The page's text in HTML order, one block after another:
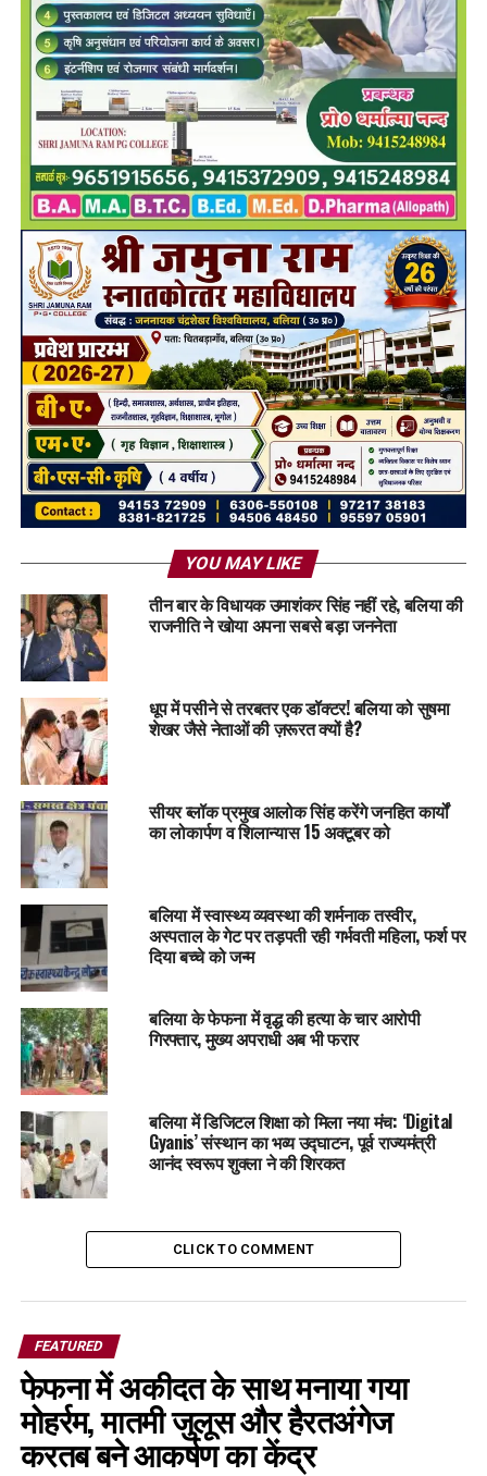
YOU MAY LIKE
तीन बार के विधायक उमाशंकर सिंह नहीं रहे, बलिया की
राजनीति ने खोया अपना सबसे बड़ा जननेता
धूप में पसीने से तरबतर एक डॉक्टर! बलिया को सुषमा
शेखर जैसे नेताओं की ज़रूरत क्यों है?
सीयर ब्लॉक प्रमुख आलोक सिंह करेंगे जनहित कार्यों
का लोकार्पण व शिलान्यास 15 अक्टूबर को
बलिया में स्वास्थ्य व्यवस्था की शर्मनाक तस्वीर,
अस्पताल के गेट पर तड़पती रही गर्भवती महिला, फर्श पर
दिया बच्चे को जन्म
बलिया के फेफना में वृद्ध की हत्या के चार आरोपी
गिरफ्तार, मुख्य अपराधी अब भी फरार
बलिया में डिजिटल शिक्षा को मिला नया मंच: ‘Digital
Gyanis’ संस्थान का भव्य उद्घाटन, पूर्व राज्यमंत्री
आनंद स्वरूप शुक्ला ने की शिरकत
CLICK TO COMMENT
FEATURED
फेफना में अकीदत के साथ मनाया गया
मोहर्रम, मातमी जुलूस और हैरतअंगेज
करतब बने आकर्षण का केंद्र